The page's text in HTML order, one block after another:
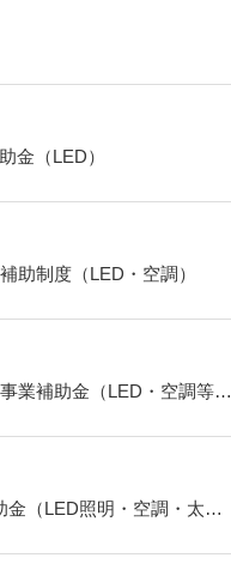
金（LED）
助制度（LED・空調）
業補助金（LED・空調等…
金（LED照明・空調・太…